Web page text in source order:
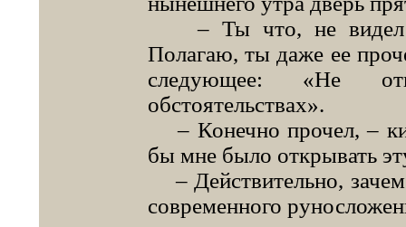
– Ты что, не видел
Полагаю, ты даже ее
следующее: «Не
обстоятельствах».
– Конечно прочел, –
бы мне было открывать
– Действительно,
современного